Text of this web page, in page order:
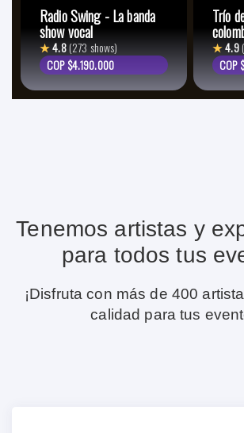
Radio Swing - La banda
show vocal
★4.8(273 shows)
COP $4.190.000
Trío
★4.9
COP
Tenemos artistas y
para todos tus
¡Disfruta con más de 400
calidad para tus